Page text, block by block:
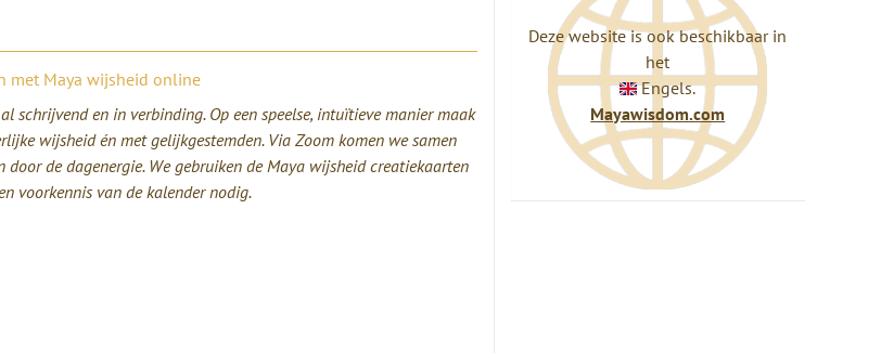
met Maya wijsheid online
schrijvend en in verbinding. Op een speelse, intuïtieve manier maak
wijsheid én met gelijkgestemden. Via Zoom komen we samen
door de dagenergie. We gebruiken de Maya wijsheid creatiekaarten
voorkennis van de kalender nodig.
Deze website is ook beschikbaar in
het
Engels.
Mayawisdom.com